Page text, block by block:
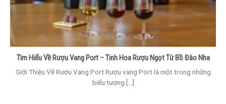
Tìm Hiểu Về Rượu Vang Port – Tinh Hoa Rượu Ngọt Từ Bồ Đào Nha
Giới Thiệu Về Rượu Vang Port Rượu vang Port là một trong những
biểu tượng [...]